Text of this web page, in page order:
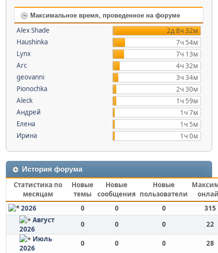
Максимальное время, проведенное на форуме
Alex Shade
2д 8ч 32м
Haushinka
7ч 54м
Lynx
7ч 13м
Arc
4ч 32м
geovanni
3ч 34м
Pionochka
2ч 30м
Aleck
1ч 59м
Андрей
1ч 7м
Елена
1ч 5м
Ирина
1ч 0м
История форума
Статистика по
месяцам
Новые
темы
Новые
сообщения
Новые
пользователи
2026
0 0 0
315
Август
2026
0 0 0
22
Июль
2026
0 0 0
28